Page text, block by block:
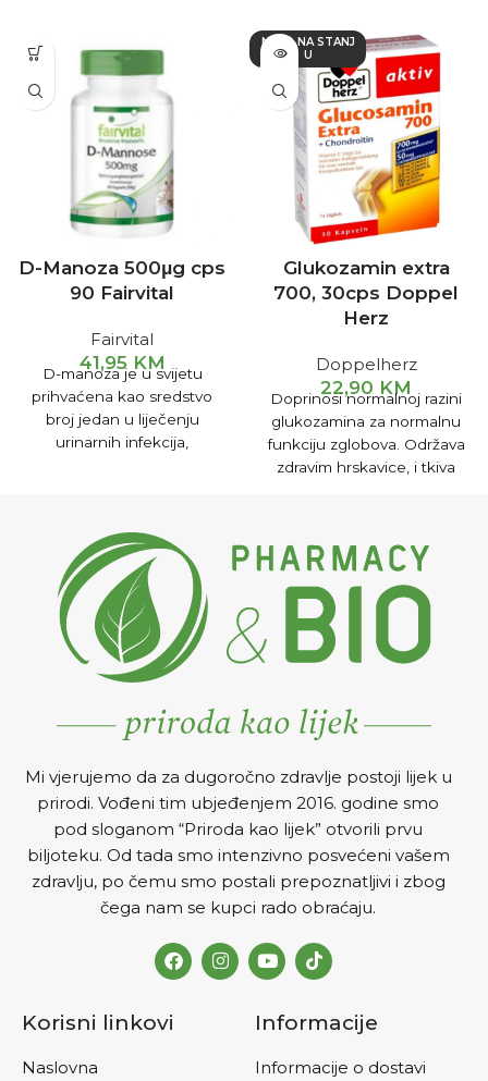
D-Manoza 500μg cps
90 Fairvital
Fairvital
41,95 KM
D-manoza je u svijetu
prihvaćena kao sredstvo
broj jedan u liječenju
urinarnih infekcija,
brusnice, borovnice,
breskve, jabuke i naranče.
NEMA NA STANJ
U
Glukozamin extra
700, 30cps Doppel
Herz
Doppelherz
22,90 KM
Doprinosi normalnoj razini
glukozamina za normalnu
funkciju zglobova. Održava
zdravim hrskavice, i tkiva
smanjenja boli.
Mi vjerujemo da za dugoročno zdravlje postoji lijek u
prirodi. Vođeni tim ubjeđenjem 2016. godine smo
pod sloganom “Priroda kao lijek” otvorili prvu
biljoteku. Od tada smo intenzivno posvećeni vašem
zdravlju, po čemu smo postali prepoznatljivi i zbog
čega nam se kupci rado obraćaju.
Korisni linkovi
Naslovna
Informacije
Informacije o dostavi